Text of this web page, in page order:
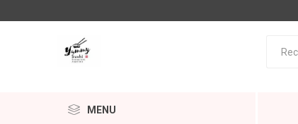
MENU